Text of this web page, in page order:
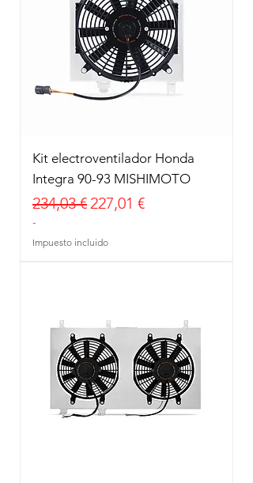
Kit electroventilador Honda
Integra 90-93 MISHIMOTO
Precio
234,03 € Precio de oferta
227,01 €
-
Impuesto incluido